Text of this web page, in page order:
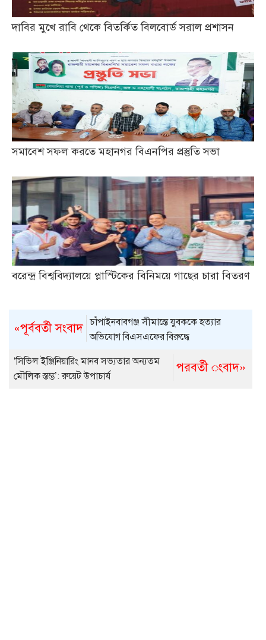
দাবির মুখে রাবি থেকে বিতর্কিত বিলবোর্ড সরাল প্রশাসন
সমাবেশ সফল করতে মহানগর বিএনপির প্রস্তুতি সভা
বরেন্দ্র বিশ্ববিদ্যালয়ে প্লাস্টিকের বিনিময়ে গাছের চারা বিতরণ
«পূর্ববর্তী সংবাদ চাঁপাইনবাবগঞ্জ সীমান্তে যুবককে হত্যার
অভিযোগ বিএসএফের বিরুদ্ধে
পরবর্তী ংবাদ»
‘সিভিল ইঞ্জিনিয়ারিং মানব সভ্যতার অন্যতম
মৌলিক স্তম্ভ’: রুয়েট উপাচার্য